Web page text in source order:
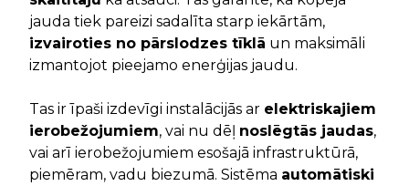
jauda tiek pareizi sadalīta starp iekārtām,
izvairoties no pārslodzes tīklā un maksimāli
izmantojot pieejamo enerģijas jaudu.
Tas ir īpaši izdevīgi instalācijās ar elektriskajiem
ierobežojumiem, vai nu dēļ noslēgtās jaudas,
vai arī ierobežojumiem esošajā infrastruktūrā,
piemēram, vadu biezumā. Sistēma automātiski